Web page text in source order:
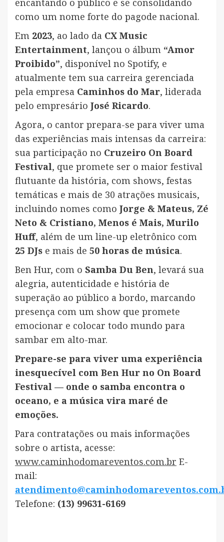
encantando o público e se consolidando
como um nome forte do pagode nacional.
Em 2023, ao lado da CX Music
Entertainment, lançou o álbum “Amor
Proibido”, disponível no Spotify, e
atualmente tem sua carreira gerenciada
pela empresa Caminhos do Mar, liderada
pelo empresário José Ricardo.
Agora, o cantor prepara-se para viver uma
das experiências mais intensas da carreira:
sua participação no Cruzeiro On Board
Festival, que promete ser o maior festival
flutuante da história, com shows, festas
temáticas e mais de 30 atrações musicais,
incluindo nomes como Jorge & Mateus, Zé
Neto & Cristiano, Menos é Mais, Murilo
Huff, além de um line-up eletrônico com
25 DJs e mais de 50 horas de música.
Ben Hur, com o Samba Du Ben, levará sua
alegria, autenticidade e história de
superação ao público a bordo, marcando
presença com um show que promete
emocionar e colocar todo mundo para
sambar em alto-mar.
Prepare-se para viver uma experiência
inesquecível com Ben Hur no On Board
Festival — onde o samba encontra o
oceano, e a música vira maré de
emoções.
Para contratações ou mais informações
sobre o artista, acesse:
www.caminhodomareventos.com.br E-
mail:
Telefone: (13) 99631-6169